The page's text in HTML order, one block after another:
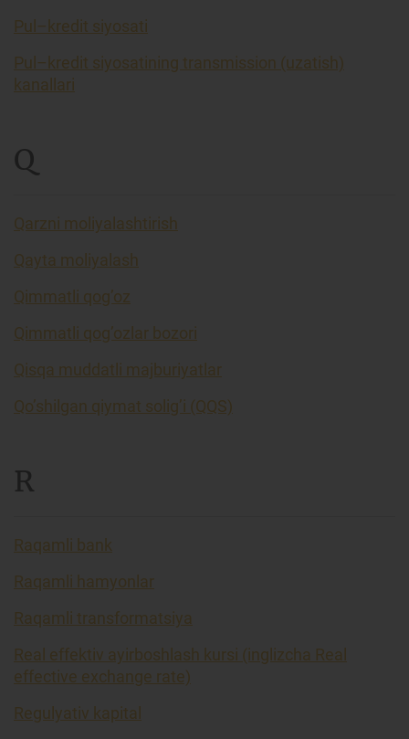
Pul–kredit siyosati
Pul–kredit siyosatining transmission (uzatish)
kanallari
Q
Qarzni moliyalashtirish
Qayta moliyalash
Qimmatli qog’oz
Qimmatli qog’ozlar bozori
Qisqa muddatli majburiyatlar
Qo’shilgan qiymat solig’i (QQS)
R
Raqamli bank
Raqamli hamyonlar
Raqamli transformatsiya
Real effektiv ayirboshlash kursi (inglizcha Real
effective exchange rate)
Regulyativ kapital